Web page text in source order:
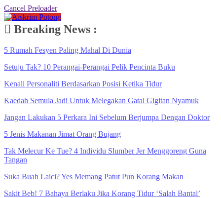
Cancel Preloader
Breaking News :
5 Rumah Fesyen Paling Mahal Di Dunia
Setuju Tak? 10 Perangai-Perangai Pelik Pencinta Buku
Kenali Personaliti Berdasarkan Posisi Ketika Tidur
Kaedah Semula Jadi Untuk Melegakan Gatal Gigitan Nyamuk
Jangan Lakukan 5 Perkara Ini Sebelum Berjumpa Dengan Doktor
5 Jenis Makanan Jimat Orang Bujang
Tak Melecur Ke Tue? 4 Individu Slumber Jer Menggoreng Guna
Tangan
Suka Buah Laici? Yes Memang Patut Pun Korang Makan
Sakit Beb! 7 Bahaya Berlaku Jika Korang Tidur ‘Salah Bantal’